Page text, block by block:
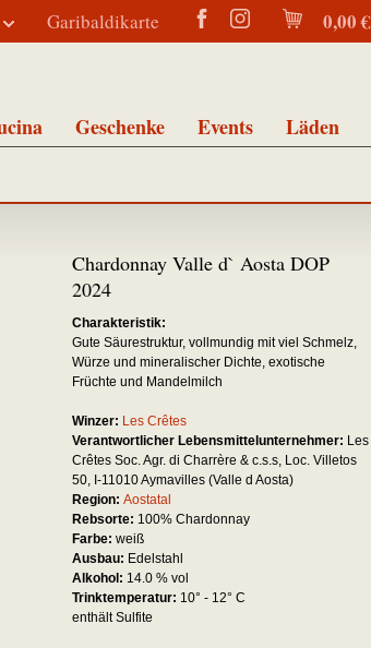
0,00 €
Garibaldikarte
Geschenke Events
Läden
Chardonnay Valle d` Aosta DOP
2024
Charakteristik:
Gute Säurestruktur, vollmundig mit viel Schmelz,
Würze und mineralischer Dichte, exotische
Früchte und Mandelmilch
Winzer: Les Crêtes
Verantwortlicher Lebensmittelunternehmer: Les
Crêtes Soc. Agr. di Charrère & c.s.s, Loc. Villetos
50, I-11010 Aymavilles (Valle d Aosta)
Region: Aostatal
Rebsorte: 100% Chardonnay
Farbe: weiß
Ausbau: Edelstahl
Alkohol: 14.0 % vol
Trinktemperatur: 10° - 12° C
enthält Sulfite